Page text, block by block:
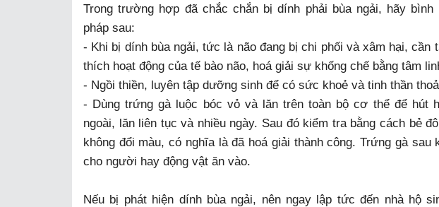
Trong trường hợp đã chắc chắn bị dính phải bùa ngải, hãy
pháp sau:
- Khi bị dính bùa ngải, tức là não đang bị chi phối và xâm hại, cần
thích hoạt động của tế bào não, hoá giải sự khống chế bằng tâm
- Ngồi thiền, luyên tập dưỡng sinh để có sức khoẻ và tinh thần
- Dùng trứng gà luộc bóc vỏ và lăn trên toàn bộ cơ thể để hút
ngoài, lăn liên tục và nhiều ngày. Sau đó kiểm tra bằng cách bẻ
không đổi màu, có nghĩa là đã hoá giải thành công. Trứng gà
cho người hay động vật ăn vào.
Nếu bị phát hiện dính bùa ngải, nên ngay lập tức đến nhà hộ